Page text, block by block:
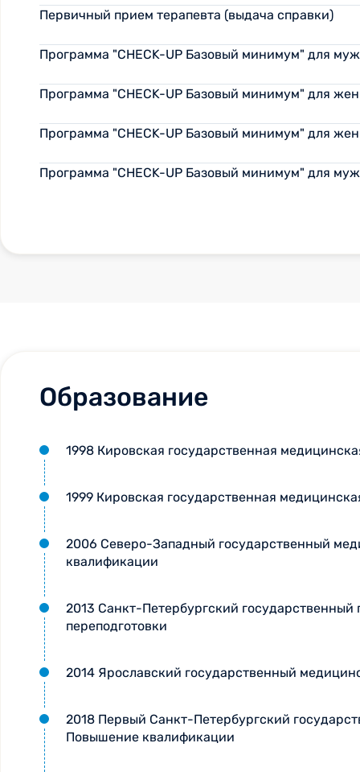
такая редкость. Обязательно буду
Первичный прием терапевта (выдача справки)
Программа "CHECK-UP Базовый минимум" для
Программа "CHECK-UP Базовый минимум" для
Программа "CHECK-UP Базовый минимум" для
Программа "CHECK-UP Базовый минимум" для
Образование
1998 Кировская государственная
1999 Кировская государственная
2006 Северо-Западный государственный
квалификации
2013 Санкт-Петербургский
переподготовки
2014 Ярославский государственный
2018 Первый Санкт-Петербургский
Повышение квалификации